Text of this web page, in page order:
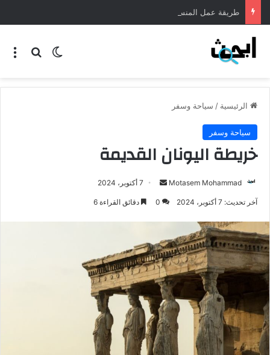
طريقة عمل المنسف الاردني
الرئيسية / سياحة وسفر
سياحة وسفر
خريطة اليونان القديمة
Motasem Mohammad 7 أكتوبر، 2024
آخر تحديث: 7 أكتوبر، 2024 0 دقائق القراءة 6